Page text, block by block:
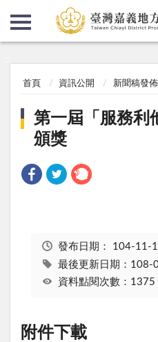
首頁 資訊公開 新聞稿發佈
第一屆「服務利
頒獎
發布日期： 104-11-
最後更新日期：108-
資料點閱次數：1375
附件下載